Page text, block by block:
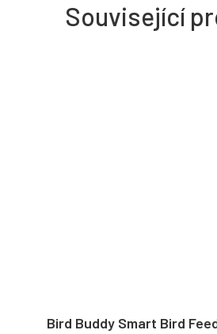
Související
Bird Buddy Smart Bird